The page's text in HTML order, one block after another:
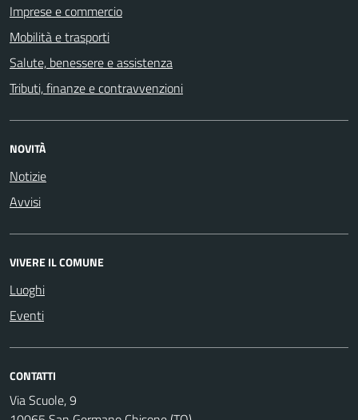
Imprese e commercio
Mobilità e trasporti
Salute, benessere e assistenza
Tributi, finanze e contravvenzioni
NOVITÀ
Notizie
Avvisi
VIVERE IL COMUNE
Luoghi
Eventi
CONTATTI
Via Scuole, 9